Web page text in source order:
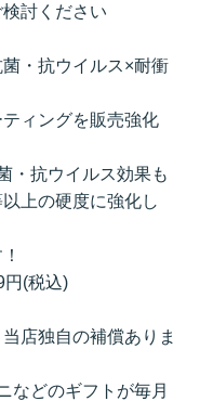
討ください
・抗ウイルス×耐衝
ィングを販売強化
・抗ウイルス効果も
上の硬度に強化し
円(税込)
店独自の補償ありま
などのギフトが毎月